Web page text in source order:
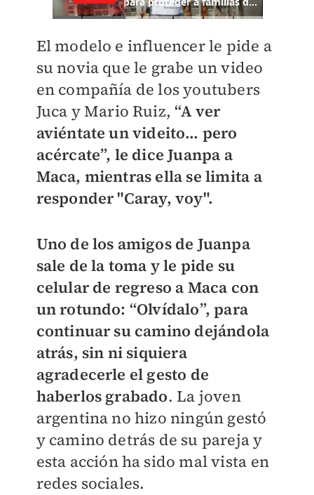
El modelo e influencer le pide a
su novia que le grabe un video
en compañía de los youtubers
Juca y Mario Ruiz,“A ver
aviéntate un videito… pero
acércate”, le dice Juanpa a
Maca, mientras ella se limita a
responder "Caray, voy".
Uno de los amigos de Juanpa
sale de la toma y le pide su
celular de regreso a Maca con
un rotundo: “Olvídalo”, para
continuar su camino dejándola
atrás, sin ni siquiera
agradecerle el gesto de
haberlos grabado. La joven
argentina no hizo ningún gestó
y camino detrás de su pareja y
esta acción ha sido mal vista en
redes sociales.